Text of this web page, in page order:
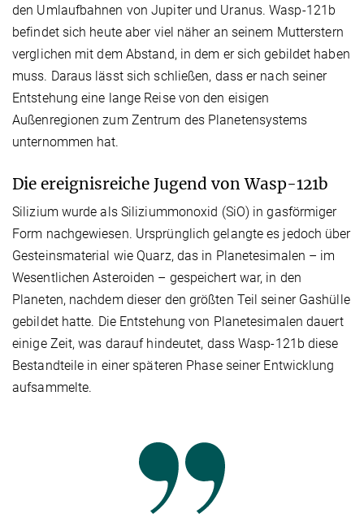
den Umlaufbahnen von Jupiter und Uranus. Wasp-121b
befindet sich heute aber viel näher an seinem Mutterstern
verglichen mit dem Abstand, in dem er sich gebildet haben
muss. Daraus lässt sich schließen, dass er nach seiner
Entstehung eine lange Reise von den eisigen
Außenregionen zum Zentrum des Planetensystems
unternommen hat.
Die ereignisreiche Jugend von Wasp-121b
Silizium wurde als Siliziummonoxid (SiO) in gasförmiger
Form nachgewiesen. Ursprünglich gelangte es jedoch über
Gesteinsmaterial wie Quarz, das in Planetesimalen – im
Wesentlichen Asteroiden – gespeichert war, in den
Planeten, nachdem dieser den größten Teil seiner Gashülle
gebildet hatte. Die Entstehung von Planetesimalen dauert
einige Zeit, was darauf hindeutet, dass Wasp-121b diese
Bestandteile in einer späteren Phase seiner Entwicklung
aufsammelte.